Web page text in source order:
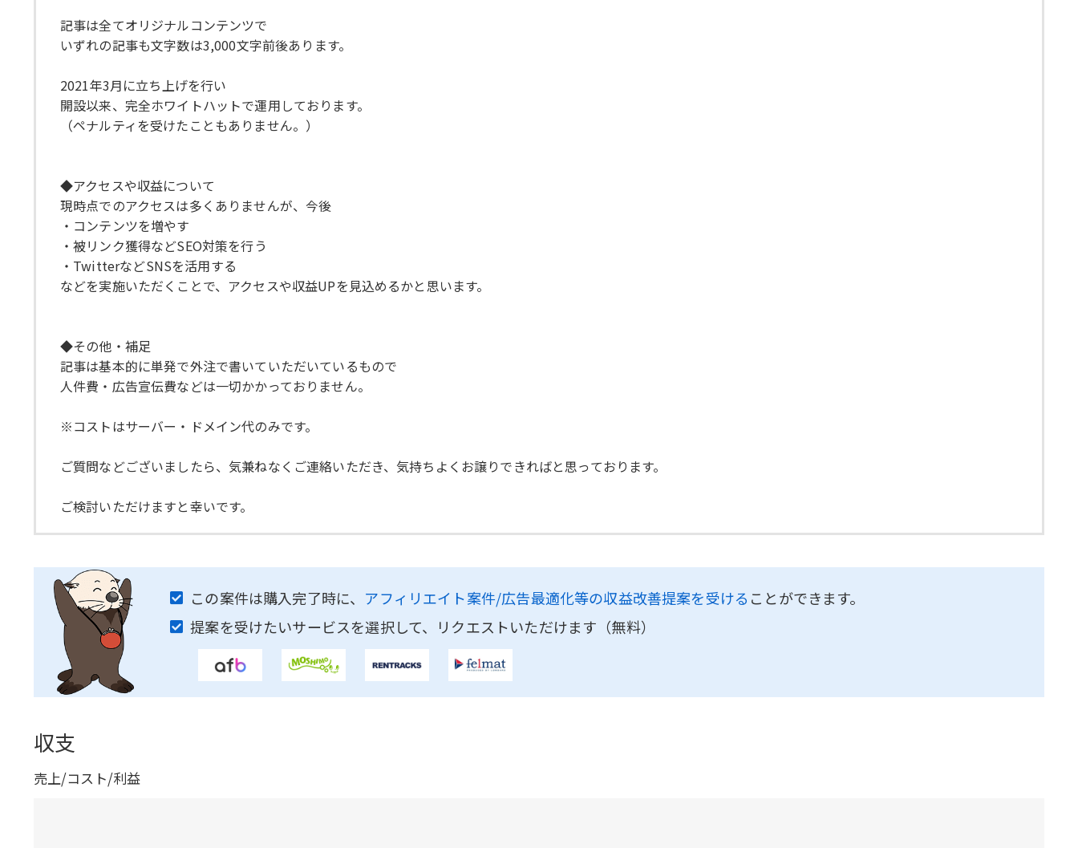
記事は全てオリジナルコンテンツで
いずれの記事も文字数は3,000文字前後あります。
2021年3月に立ち上げを行い
開設以来、完全ホワイトハットで運用しております。
（ペナルティを受けたこともありません。）
◆アクセスや収益について
現時点でのアクセスは多くありませんが、今後
・コンテンツを増やす
・被リンク獲得などSEO対策を行う
・TwitterなどSNSを活用する
などを実施いただくことで、アクセスや収益UPを見込めるかと思います。
◆その他・補足
記事は基本的に単発で外注で書いていただいているもので
人件費・広告宣伝費などは一切かかっておりません。
※コストはサーバー・ドメイン代のみです。
ご質問などございましたら、気兼ねなくご連絡いただき、気持ちよくお譲りできればと思っております。
ご検討いただけますと幸いです。
この案件は購入完了時に、 アフィリエイト案件/広告最適化等の収益改善提案を受ける ことができます。
提案を受けたいサービスを選択して、リクエストいただけます（無料）
収支
売上/コスト/利益